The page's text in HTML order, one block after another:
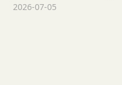
2026-07-05